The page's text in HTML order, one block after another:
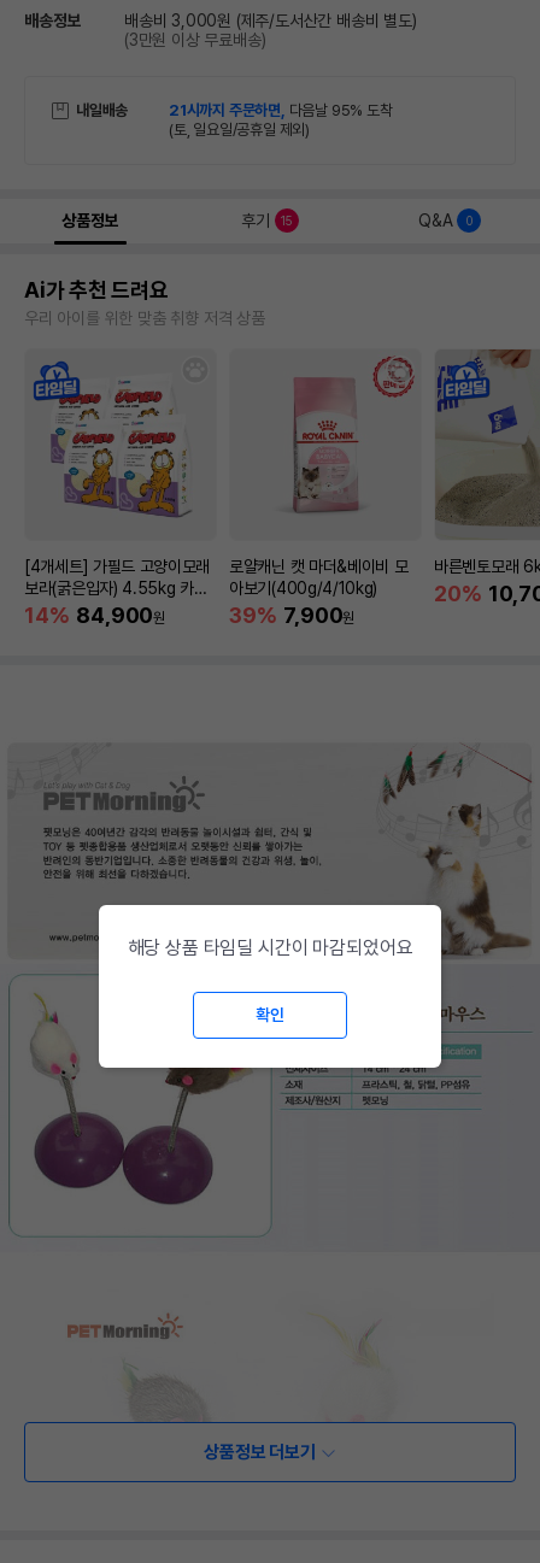
배송정보 배송비 3,000원 (제주/도서산간 배송비 별도)
(3만원 이상 무료배송)
내일배송 21시까지 주문하면, 다음날 95% 도착
(토, 일요일/공휴일 제외)
상품정보 후기 15 Q&A 0
Ai가 추천 드려요
우리 아이를 위한 맞춤 취향 저격 상품
[4개세트] 가필드 고양이모래
보라(굵은입자) 4.55kg 카사
바모래
14% 84,900원
로얄캐닌 캣 마더&베이비 모
아보기(400g/4/10kg)
39% 7,900원
바른벤토모래
20%
상품정보 더보기
해당 상품 타임딜 시간이 마감되었어요
확인